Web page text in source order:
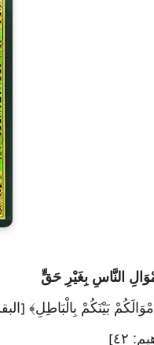
النَّاسِ بِغَيْرِ حَقٍّ
بَيْنَكُمْ بِالْبَاطِلِ﴾ [
٤٢ ]